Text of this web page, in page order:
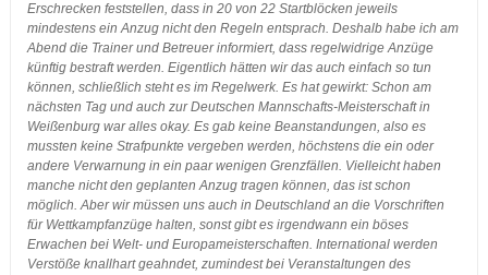
Erschrecken feststellen, dass in 20 von 22 Startblöcken jeweils
mindestens ein Anzug nicht den Regeln entsprach. Deshalb habe ich am
Abend die Trainer und Betreuer informiert, dass regelwidrige Anzüge
künftig bestraft werden. Eigentlich hätten wir das auch einfach so tun
können, schließlich steht es im Regelwerk. Es hat gewirkt: Schon am
nächsten Tag und auch zur Deutschen Mannschafts-Meisterschaft in
Weißenburg war alles okay. Es gab keine Beanstandungen, also es
mussten keine Strafpunkte vergeben werden, höchstens die ein oder
andere Verwarnung in ein paar wenigen Grenzfällen. Vielleicht haben
manche nicht den geplanten Anzug tragen können, das ist schon
möglich. Aber wir müssen uns auch in Deutschland an die Vorschriften
für Wettkampfanzüge halten, sonst gibt es irgendwann ein böses
Erwachen bei Welt- und Europameisterschaften. International werden
Verstöße knallhart geahndet, zumindest bei Veranstaltungen des